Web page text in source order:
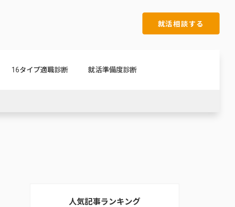
就活相談する
16タイプ適職診断 就活準備度診断
人気記事ランキング